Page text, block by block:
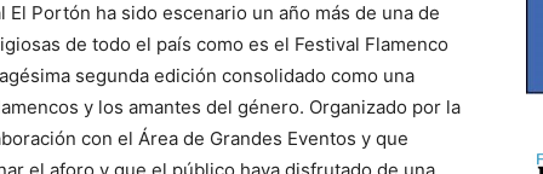
Portón ha sido escenario un año más de una de
de todo el país como es el Festival Flamenco
segunda edición consolidado como una
y los amantes del género. Organizado por la
con el Área de Grandes Eventos y que